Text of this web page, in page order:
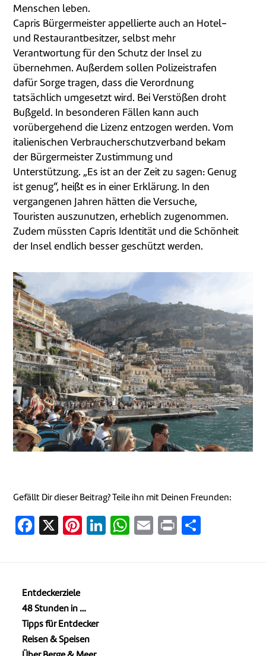
Menschen leben.
Capris Bürgermeister appellierte auch an Hotel-
und Restaurantbesitzer, selbst mehr
Verantwortung für den Schutz der Insel zu
übernehmen. Außerdem sollen Polizeistrafen
dafür Sorge tragen, dass die Verordnung
tatsächlich umgesetzt wird. Bei Verstößen droht
Bußgeld. In besonderen Fällen kann auch
vorübergehend die Lizenz entzogen werden. Vom
italienischen Verbraucherschutzverband bekam
der Bürgermeister Zustimmung und
Unterstützung. „Es ist an der Zeit zu sagen: Genug
ist genug“, heißt es in einer Erklärung. In den
vergangenen Jahren hätten die Versuche,
Touristen auszunutzen, erheblich zugenommen.
Zudem müssten Capris Identität und die Schönheit
der Insel endlich besser geschützt werden.
Gefällt Dir dieser Beitrag? Teile ihn mit Deinen Freunden:
Facebook
X Pinterest
LinkedIn
WhatsApp
EmailPrint
Entdeckerziele
48 Stunden in …
Tipps für Entdecker
Reisen & Speisen